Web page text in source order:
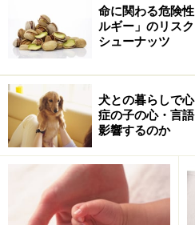
命に関わる危険
ルギー」のリス
シューナッツ
犬との暮らしで
症の子の心・言
影響するのか